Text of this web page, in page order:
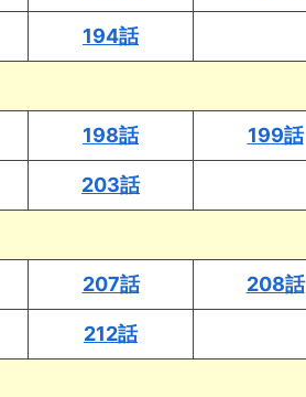
194話
198話 199話
203話
207話 208話
212話